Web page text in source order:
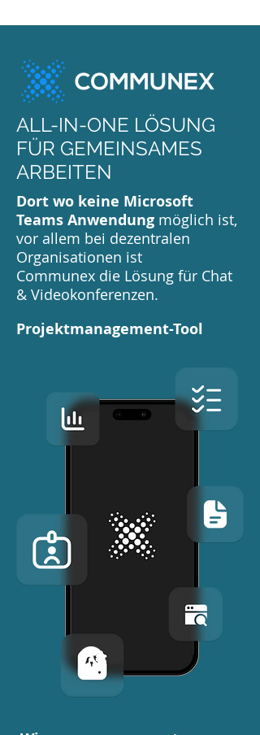
ALL-IN-ONE LÖSUNG
FÜR GEMEINSAMES
ARBEITEN
Dort wo keine Microsoft
Teams Anwendung möglich ist,
vor allem bei dezentralen
Organisationen ist
Communex die Lösung für Chat
& Videokonferenzen.
Projektmanagement-Tool